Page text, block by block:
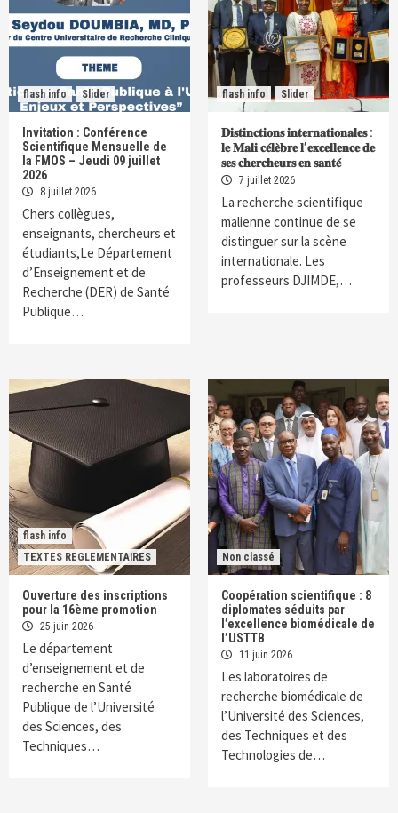
flash info Slider
Invitation : Conférence
Scientifique Mensuelle de
la FMOS – Jeudi 09 juillet
2026
8 juillet 2026
Chers collègues,
enseignants, chercheurs et
étudiants,Le Département
d’Enseignement et de
Recherche (DER) de Santé
Publique…
flash info Slider
𝐃𝐢𝐬𝐭𝐢𝐧𝐜𝐭𝐢𝐨𝐧𝐬 𝐢𝐧𝐭𝐞𝐫𝐧𝐚𝐭𝐢𝐨𝐧𝐚𝐥𝐞𝐬 :
𝐥𝐞 𝐌𝐚𝐥𝐢 𝐜𝐞́𝐥𝐞̀𝐛𝐫𝐞 𝐥’𝐞𝐱𝐜𝐞𝐥𝐥𝐞𝐧𝐜𝐞 𝐝𝐞
𝐬𝐞𝐬 𝐜𝐡𝐞𝐫𝐜𝐡𝐞𝐮𝐫𝐬 𝐞𝐧 𝐬𝐚𝐧𝐭𝐞́
7 juillet 2026
La recherche scientifique
malienne continue de se
distinguer sur la scène
internationale. Les
professeurs DJIMDE,…
flash info
TEXTES REGLEMENTAIRES
Ouverture des inscriptions
pour la 16ème promotion
25 juin 2026
Le département
d’enseignement et de
recherche en Santé
Publique de l’Université
des Sciences, des
Techniques…
Non classé
Coopération scientifique : 8
diplomates séduits par
l’excellence biomédicale de
l’USTTB
11 juin 2026
Les laboratoires de
recherche biomédicale de
l’Université des Sciences,
des Techniques et des
Technologies de…